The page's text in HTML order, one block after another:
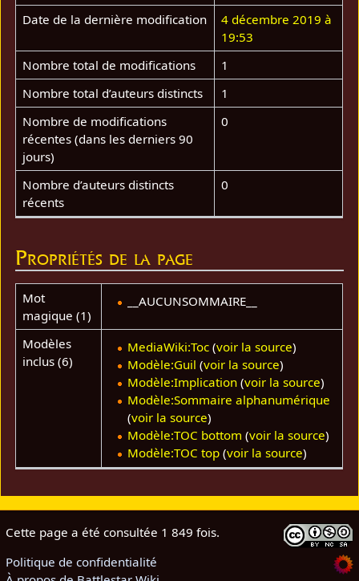
Date de la dernière modification
4 décembre 2019 à
19:53
Nombre total de modifications
1
Nombre total d’auteurs distincts
1
Nombre de modifications
récentes (dans les derniers 90
jours)
0
Nombre d’auteurs distincts
récents
0
Propriétés de la page
Mot
magique (1)
__AUCUNSOMMAIRE__
Modèles
inclus (6)
MediaWiki:Toc (voir la source)
Modèle:Guil (voir la source)
Modèle:Implication (voir la source)
Modèle:Sommaire alphanumérique
(voir la source)
Modèle:TOC bottom (voir la source)
Modèle:TOC top (voir la source)
Cette page a été consultée 1 849 fois.
Politique de confidentialité